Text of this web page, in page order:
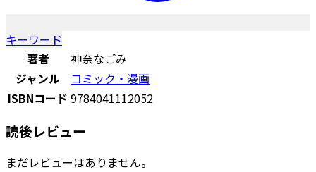
キーワード
著者
神奈なごみ
ジャンル
コミック・漫画
ISBNコード 9784041112052
読後レビュー
まだレビューはありません。